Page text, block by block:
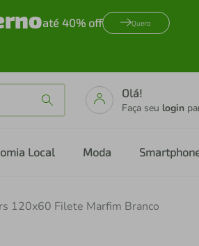
até 40% off Quero
Olá!
Faça seu login
Local Moda
120x60 Filete Marfim Branco